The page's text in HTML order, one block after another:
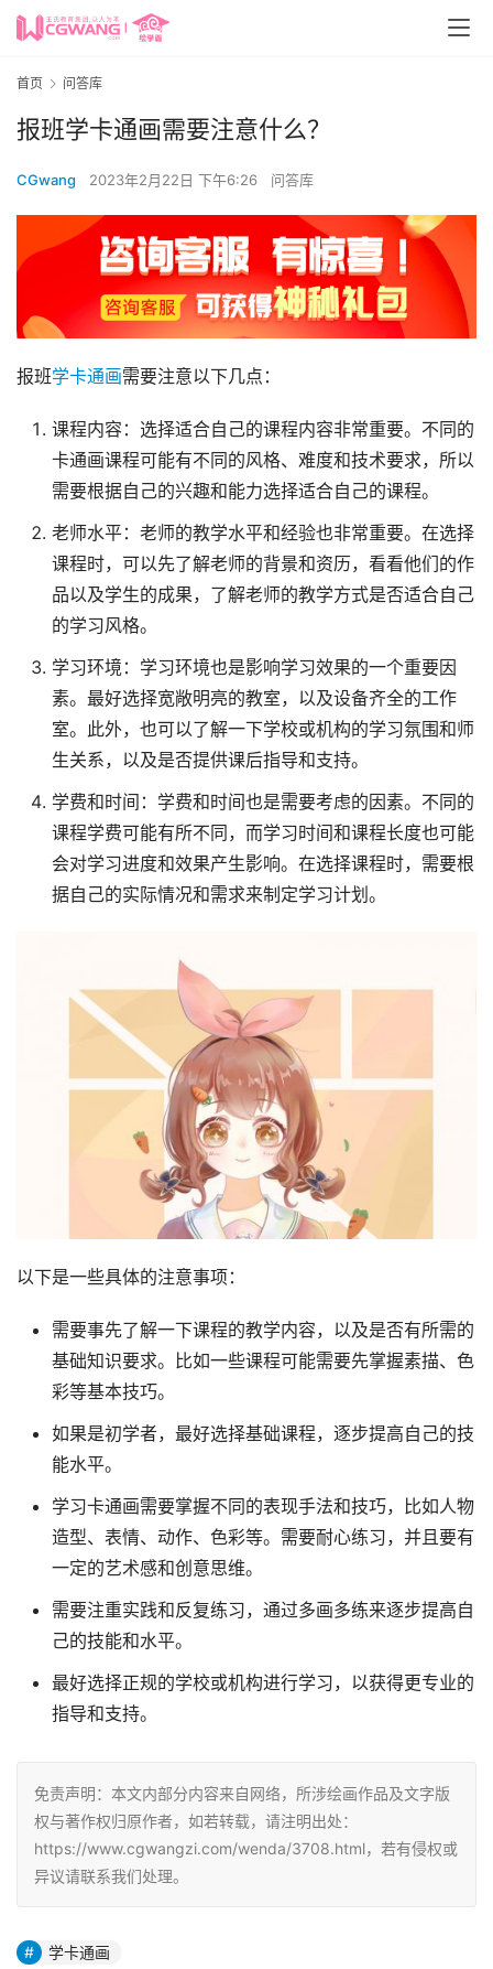
首页 问答库
报班学卡通画需要注意什么？
CGwang 2023年2月22日 下午6:26 问答库
报班学卡通画需要注意以下几点：
课程内容：选择适合自己的课程内容非常重要。不同的
卡通画课程可能有不同的风格、难度和技术要求，所以
需要根据自己的兴趣和能力选择适合自己的课程。
老师水平：老师的教学水平和经验也非常重要。在选择
课程时，可以先了解老师的背景和资历，看看他们的作
品以及学生的成果，了解老师的教学方式是否适合自己
的学习风格。
学习环境：学习环境也是影响学习效果的一个重要因
素。最好选择宽敞明亮的教室，以及设备齐全的工作
室。此外，也可以了解一下学校或机构的学习氛围和师
生关系，以及是否提供课后指导和支持。
学费和时间：学费和时间也是需要考虑的因素。不同的
课程学费可能有所不同，而学习时间和课程长度也可能
会对学习进度和效果产生影响。在选择课程时，需要根
据自己的实际情况和需求来制定学习计划。
以下是一些具体的注意事项：
需要事先了解一下课程的教学内容，以及是否有所需的
基础知识要求。比如一些课程可能需要先掌握素描、色
彩等基本技巧。
如果是初学者，最好选择基础课程，逐步提高自己的技
能水平。
学习卡通画需要掌握不同的表现手法和技巧，比如人物
造型、表情、动作、色彩等。需要耐心练习，并且要有
一定的艺术感和创意思维。
需要注重实践和反复练习，通过多画多练来逐步提高自
己的技能和水平。
最好选择正规的学校或机构进行学习，以获得更专业的
指导和支持。
免责声明：本文内部分内容来自网络，所涉绘画作品及文字版
权与著作权归原作者，如若转载，请注明出处：
https://www.cgwangzi.com/wenda/3708.html，若有侵权或
异议请联系我们处理。
学卡通画